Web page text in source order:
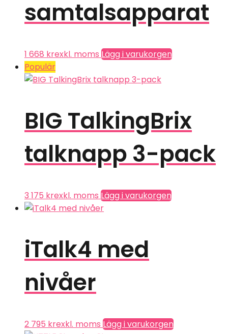
samtalsapparat
1 668 krexkl. moms Lägg i varukorgen
Populär
BIG TalkingBrix
talknapp 3-pack
3 175 krexkl. moms Lägg i varukorgen
iTalk4 med
nivåer
2 795 krexkl. moms Lägg i varukorgen